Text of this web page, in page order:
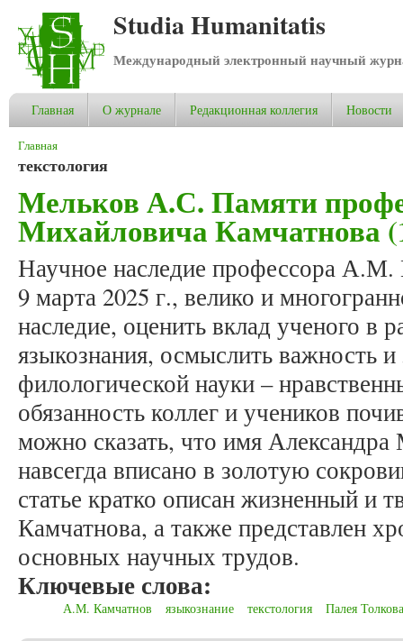
Studia Humanitatis
Международный электронный научный
Главная О журнале Редакционная коллегия Новости
Вы здесь
Главная
текстология
Мельков А.С. Памяти
Михайловича Камчатнова
Научное наследие профессора А.М.
9 марта 2025 г., велико и
наследие, оценить вклад ученого в
языкознания, осмыслить важность и
филологической науки –
обязанность коллег и учеников
можно сказать, что имя
навсегда вписано в золотую
статье кратко описан жизненный и
Камчатнова, а также представлен
основных научных трудов.
Ключевые слова:
А.М. Камчатнов языкознание текстология Палея